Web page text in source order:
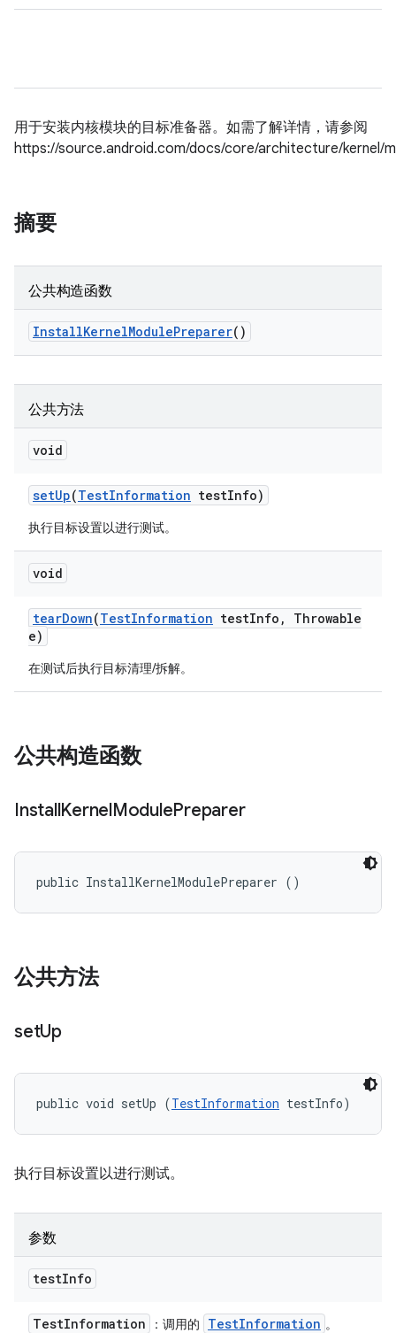
用于安装内核模块的目标准备器。如需了解详情，请参阅
https://source.android.com/docs/core/architecture/kernel/
摘要
公共构造函数
InstallKernelModulePreparer()
公共方法
void
setUp(TestInformation testInfo)
执行目标设置以进行测试。
void
tearDown(TestInformation testInfo ,
Throwable
e)
在测试后执行目标清理/拆解。
公共构造函数
InstallKernelModulePreparer
public InstallKernelModulePreparer ()
公共方法
setUp
public void setUp (TestInformation testInfo)
执行目标设置以进行测试。
参数
testInfo
TestInformation ：调用的 TestInformation 。